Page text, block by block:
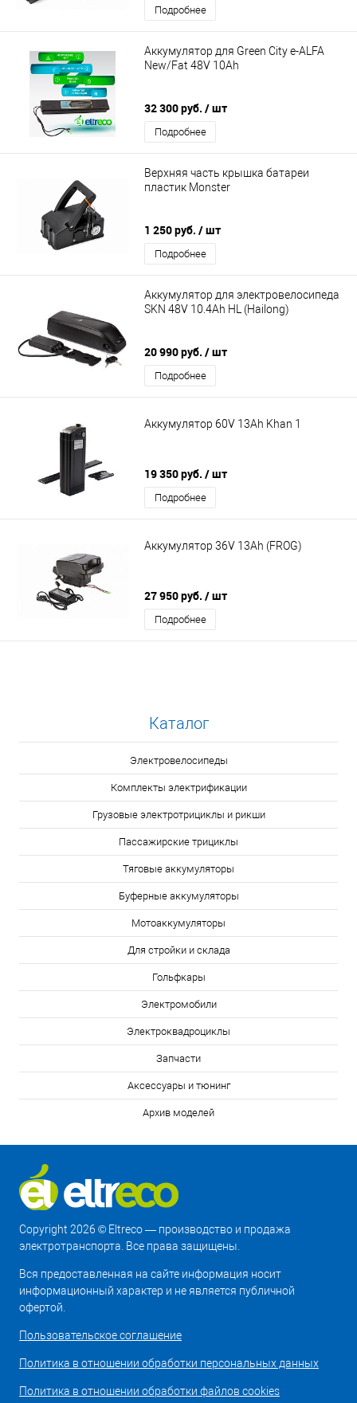
Подробнее
Аккумулятор для Green City e-ALFA
New/Fat 48V 10Ah
32 300 руб. / шт
Подробнее
Верхняя часть крышка батареи
пластик Monster
1 250 руб. / шт
Подробнее
Аккумулятор для электровелосипеда
SKN 48V 10.4Ah HL (Hailong)
20 990 руб. / шт
Подробнее
Аккумулятор 60V 13Ah Khan 1
19 350 руб. / шт
Подробнее
Аккумулятор 36V 13Ah (FROG)
27 950 руб. / шт
Подробнее
Каталог
Электровелосипеды
Комплекты электрификации
Грузовые электротрициклы и рикши
Пассажирские трициклы
Тяговые аккумуляторы
Буферные аккумуляторы
Мотоаккумуляторы
Для стройки и склада
Гольфкары
Электромобили
Электроквадроциклы
Запчасти
Аксессуары и тюнинг
Архив моделей
Copyright 2026 © Eltreco — производство и продажа
электротранспорта. Все права защищены.
Вся предоставленная на сайте информация носит
информационный характер и не является публичной
офертой.
Пользовательское соглашение
Политика в отношении обработки персональных данных
Политика в отношении обработки файлов cookies